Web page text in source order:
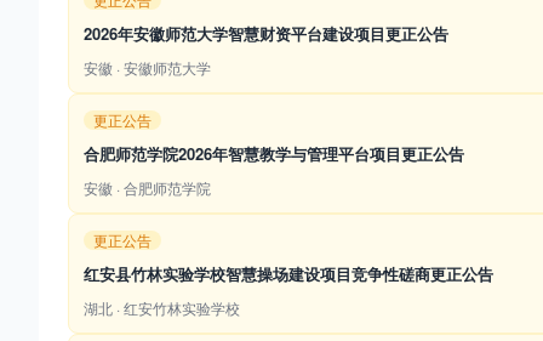
2026年安徽师范大学智慧财资平台建设项目更正公告
安徽 · 安徽师范大学
更正公告
合肥师范学院2026年智慧教学与管理平台项目更正公告
安徽 · 合肥师范学院
更正公告
红安县竹林实验学校智慧操场建设项目竞争性磋商更正公告
湖北 · 红安竹林实验学校